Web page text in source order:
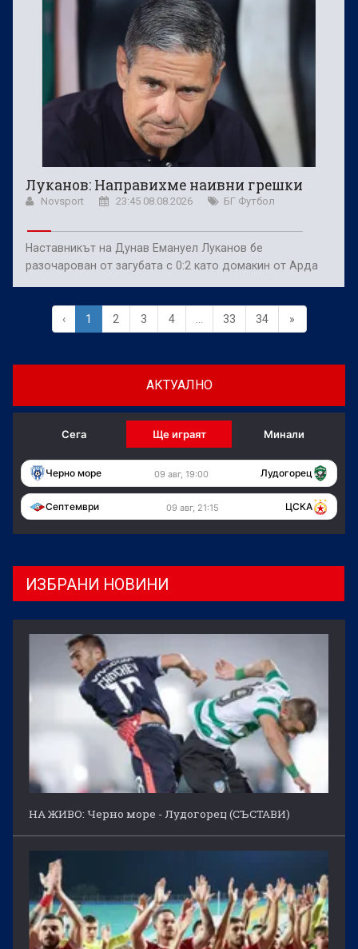
Луканов: Направихме наивни грешки
Novsport 23:45 08.08.2026 БГ Футбол
Наставникът на Дунав Емануел Луканов бе
разочарован от загубата с 0:2 като домакин от Арда
‹ 1 2 3 4 33 34 »
АКТУАЛНО
Сега Ще играят Минали
Черно море 09 авг, 19:00 Лудогорец
Септември 09 авг, 21:15 ЦСКА
ИЗБРАНИ НОВИНИ
НА ЖИВО: Черно море - Лудогорец (СЪСТАВИ)